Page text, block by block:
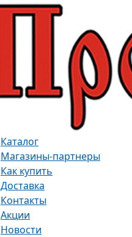
Каталог
Магазины-партнеры
Как купить
Доставка
Контакты
Акции
Новости